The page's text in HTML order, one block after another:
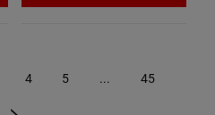
4 5 ... 45